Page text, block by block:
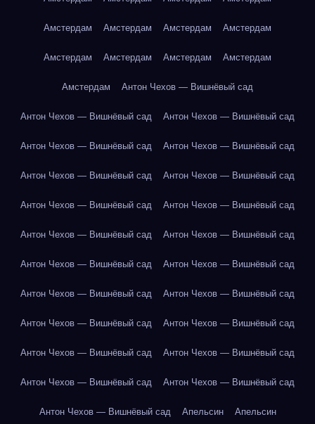
Амстердам Амстердам Амстердам Амстердам
Амстердам Амстердам Амстердам Амстердам
Амстердам Антон Чехов — Вишнёвый сад
Антон Чехов — Вишнёвый сад Антон Чехов — Вишнёвый сад
Антон Чехов — Вишнёвый сад Антон Чехов — Вишнёвый сад
Антон Чехов — Вишнёвый сад Антон Чехов — Вишнёвый сад
Антон Чехов — Вишнёвый сад Антон Чехов — Вишнёвый сад
Антон Чехов — Вишнёвый сад Антон Чехов — Вишнёвый сад
Антон Чехов — Вишнёвый сад Антон Чехов — Вишнёвый сад
Антон Чехов — Вишнёвый сад Антон Чехов — Вишнёвый сад
Антон Чехов — Вишнёвый сад Антон Чехов — Вишнёвый сад
Антон Чехов — Вишнёвый сад Антон Чехов — Вишнёвый сад
Антон Чехов — Вишнёвый сад Антон Чехов — Вишнёвый сад
Антон Чехов — Вишнёвый сад Апельсин Апельсин